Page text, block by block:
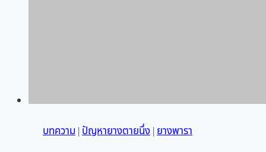
บทความ|ปัญหายางตายนึ่ง|ยางพารา